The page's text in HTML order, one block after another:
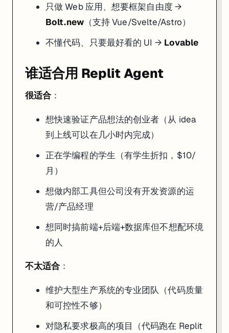
只做 Web 应用、想要框架自由度 →
Bolt.new（支持 Vue/Svelte/Astro）
不懂代码、只要最好看的 UI → Lovable
谁适合用 Replit Agent
很适合 ：
想快速验证产品想法的创业者（从 idea
到上线可以在几小时内完成）
正在学编程的学生（有学生折扣，$10/
月）
想做内部工具但公司没有开发资源的运
营/产品经理
想同时搞前端+后端+数据库但不想配环境
的人
不太适合 ：
维护大型生产系统的专业团队（代码质量
和可控性不够）
对隐私要求极高的项目（代码跑在 Replit